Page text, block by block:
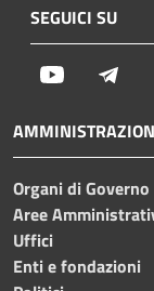
SEGUICI SU
Youtube
Organi di Governo
Aree
Uffici
Enti e fondazioni